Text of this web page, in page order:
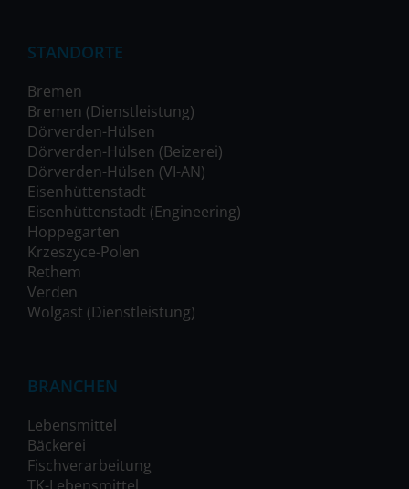
STANDORTE
Bremen
Bremen (Dienstleistung)
Dörverden-Hülsen
Dörverden-Hülsen (Beizerei)
Dörverden-Hülsen (VI-AN)
Eisenhüttenstadt
Eisenhüttenstadt (Engineering)
Hoppegarten
Krzeszyce-Polen
Rethem
Verden
Wolgast (Dienstleistung)
BRANCHEN
Lebensmittel
Bäckerei
Fischverarbeitung